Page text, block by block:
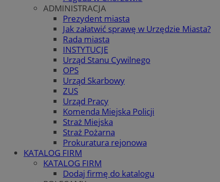
ADMINISTRACJA
Prezydent miasta
Jak załatwić sprawę w Urzędzie Miasta?
Rada miasta
INSTYTUCJE
Urząd Stanu Cywilnego
OPS
Urząd Skarbowy
ZUS
Urząd Pracy
Komenda Miejska Policji
Straż Miejska
Straż Pożarna
Prokuratura rejonowa
KATALOG FIRM
KATALOG FIRM
Dodaj firmę do katalogu